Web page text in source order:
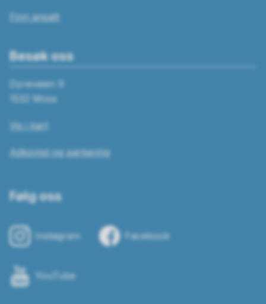
Finn ansatt
Besøk oss
Dyreveien 9
1532 Moss
Vis i kart
Adkomst og parkering
Følg oss
Instagram Facebook
YouTube